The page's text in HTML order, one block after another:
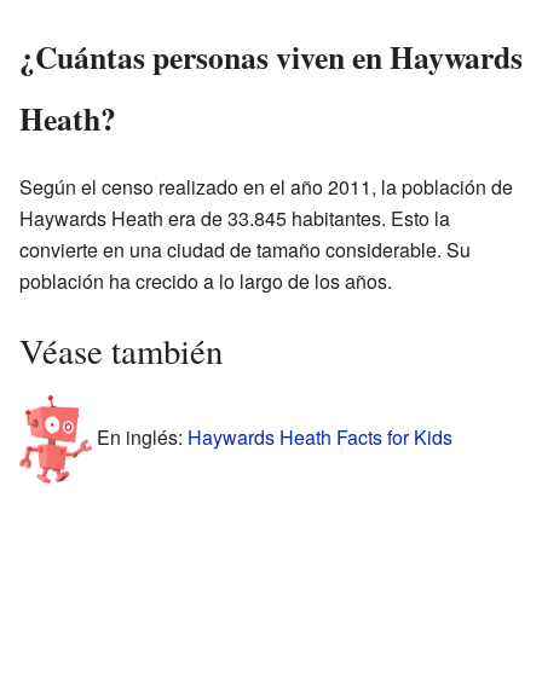
¿Cuántas personas viven en Haywards
Heath?
Según el censo realizado en el año 2011, la población de
Haywards Heath era de 33.845 habitantes. Esto la
convierte en una ciudad de tamaño considerable. Su
población ha crecido a lo largo de los años.
Véase también
En inglés: Haywards Heath Facts for Kids